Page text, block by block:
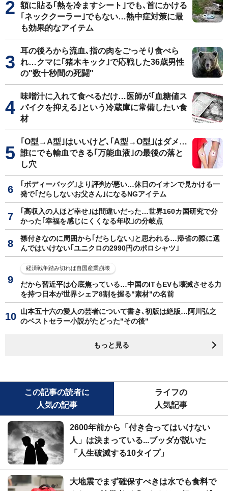
額に貼る｢熱を冷ますシート｣でも､首にかける
｢ネッククーラー｣でもない…熱中症対策に最
も効果的なアイテム
耳の後ろから流血､指の肉をごっそり食べら
れ…クマに｢猪木キック｣で応戦した36歳男性
の"数十秒間の死闘"
味噌汁に入れて食べるだけ…医師が｢血糖値ス
パイクを抑える｣という冷蔵庫に常備したい食
材
｢O型→A型｣はいいけど､｢A型→O型｣はダメ…
誰にでも輸血できる｢万能血液｣の最後の落と
し穴
｢ボディーバッグ｣より評判が悪い…休日のイオンで見かける一
発で｢だらしないお父さん｣になるNGアイテム
｢高収入の人ほど幸せ｣は間違いだった…世界160カ国研究で分
かった｢幸福を感じにくくなる年収｣の分岐点
襟付きなのに周囲から｢だらしない｣と思われる…帰省の際に選
んではいけない｢ユニクロの2990円のポロシャツ｣
経済戦争踏み切れば自国産業崩壊
だから習近平は心底焦っている…中国のITもEVも壊滅させる力
を持つ日本が世界シェア8割を握る"素材"の名前
山本五十六の愛人の芸者について書き､初版は絶版…阿川弘之
のベストセラー小説がたどった"その後"
もっと見る
この記事の読者に
人気の記事
ライフの
人気記事
2600年前から「付き合ってはいけない
人」は決まっている...ブッダが説いた
「人生破滅する10タイプ」
大地震でまず確保すべきは水でも食料で